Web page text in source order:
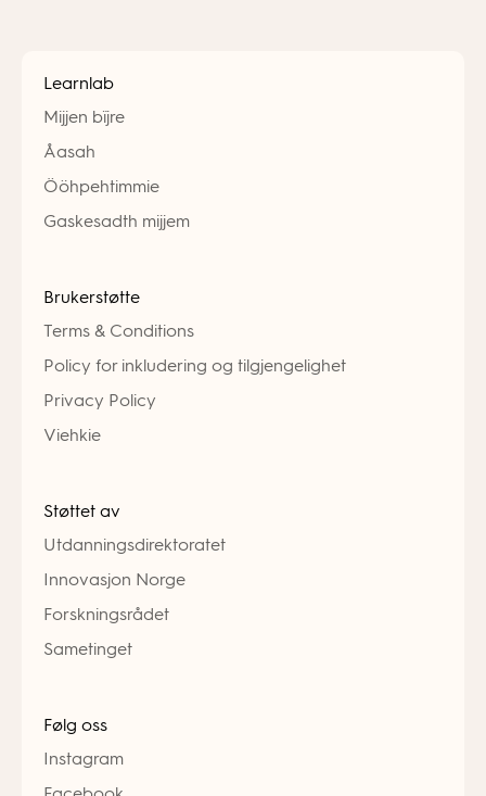
Learnlab
Mijjen bïjre
Åasah
Ööhpehtimmie
Gaskesadth mijjem
Brukerstøtte
Terms & Conditions
Policy for inkludering og tilgjengelighet
Privacy Policy
Viehkie
Støttet av
Utdanningsdirektoratet
Innovasjon Norge
Forskningsrådet
Sametinget
Følg oss
Instagram